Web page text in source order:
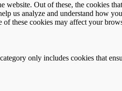
Out of these, the cookies
us analyze and understand how
these cookies may affect your
only includes cookies that